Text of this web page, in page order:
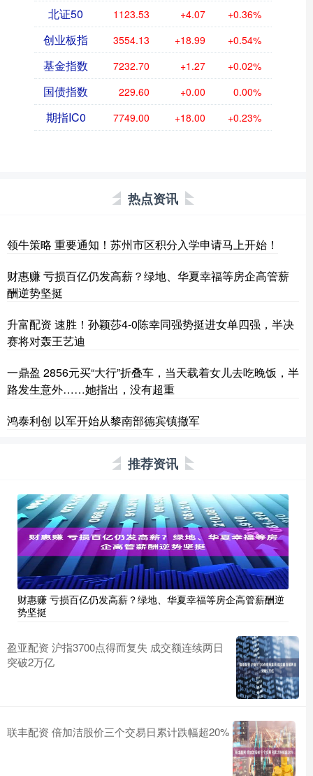
北证50 1123.53 +4.07 +0.36%
创业板指 3554.13 +18.99 +0.54%
基金指数 7232.70 +1.27 +0.02%
国债指数 229.60 +0.00 0.00%
期指IC0 7749.00 +18.00 +0.23%
热点资讯
领牛策略 重要通知！苏州市区积分入学申请马上开始！
财惠赚 亏损百亿仍发高薪？绿地、华夏幸福等房企高管薪
酬逆势坚挺
升富配资 速胜！孙颖莎4-0陈幸同强势挺进女单四强，半决
赛将对轰王艺迪
一鼎盈 2856元买“大行”折叠车，当天载着女儿去吃晚饭，半
路发生意外……她指出，没有超重
鸿泰利创 以军开始从黎南部德宾镇撤军
推荐资讯
财惠赚 亏损百亿仍发高薪？绿地、华夏幸福等房企高管薪酬逆
势坚挺
盈亚配资 沪指3700点得而复失 成交额连续两日
突破2万亿
联丰配资 倍加洁股价三个交易日累计跌幅超20%